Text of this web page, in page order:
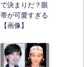
で決まりだ？眼
帯が可愛すぎる
【画像】